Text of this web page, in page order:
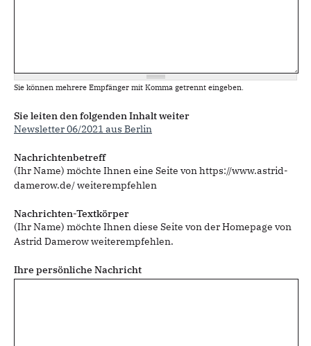
Sie können mehrere Empfänger mit Komma getrennt eingeben.
Sie leiten den folgenden Inhalt weiter
Newsletter 06/2021 aus Berlin
Nachrichtenbetreff
(Ihr Name) möchte Ihnen eine Seite von https://www.astrid-
damerow.de/ weiterempfehlen
Nachrichten-Textkörper
(Ihr Name) möchte Ihnen diese Seite von der Homepage von
Astrid Damerow weiterempfehlen.
Ihre persönliche Nachricht